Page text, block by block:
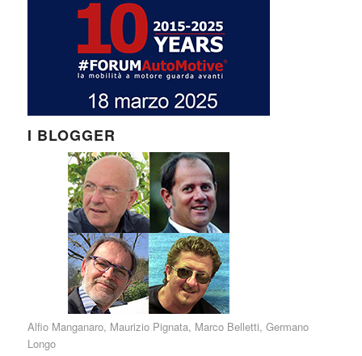
I BLOGGER
Alfio Manganaro, Maurizio Pignata, Marco Belletti, Germano
Longo